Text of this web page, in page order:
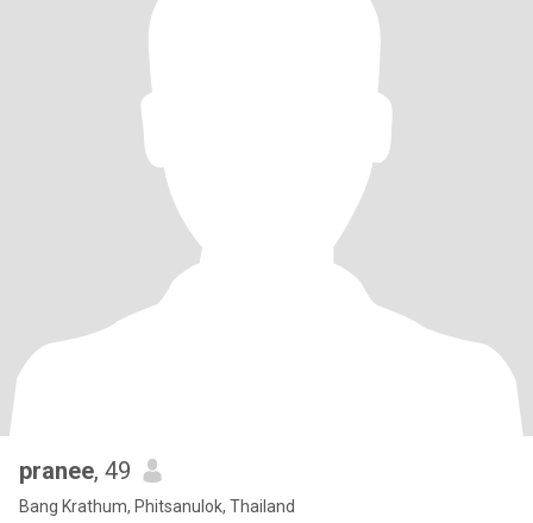
pranee, 49
Bang Krathum, Phitsanulok, Thailand